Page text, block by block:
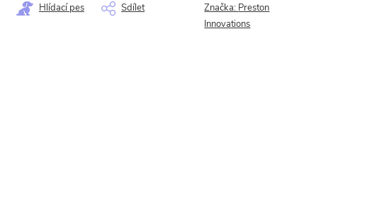
Hlídací pes Sdílet Značka: Preston
Innovations